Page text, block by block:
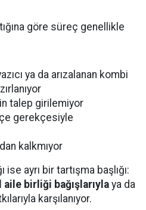
göre süreç genellikle
ya da arızalanan kombi
talep girilemiyor
gerekçesiyle
kalkmıyor
ise ayrı bir tartışma başlığı:
aile birliği bağışlarıyla ya da
karşılanıyor.